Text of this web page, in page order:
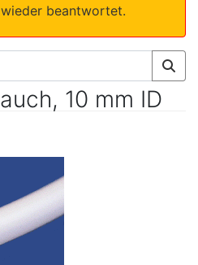
beantwortet.
10 mm ID